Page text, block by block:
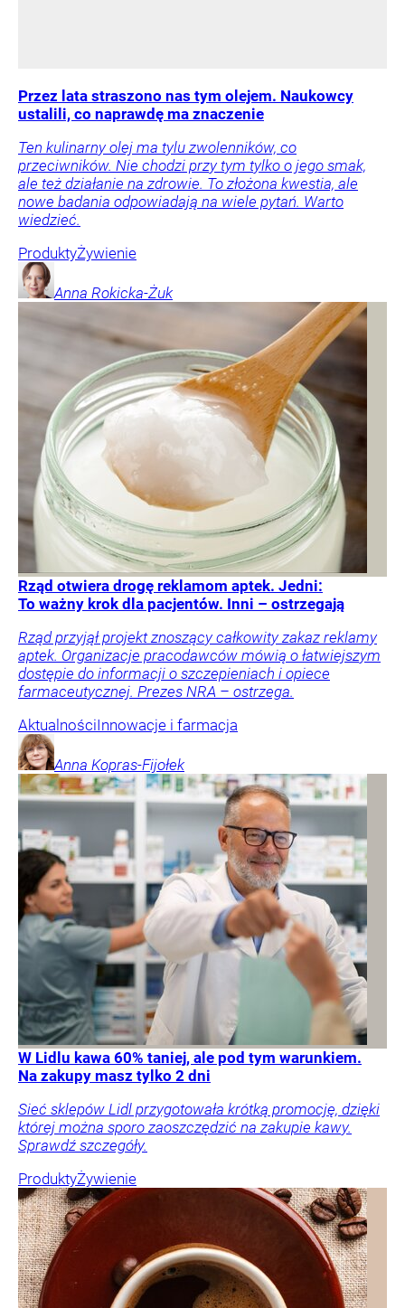
Przez lata straszono nas tym olejem. Naukowcy
ustalili, co naprawdę ma znaczenie
Ten kulinarny olej ma tylu zwolenników, co
przeciwników. Nie chodzi przy tym tylko o jego smak,
ale też działanie na zdrowie. To złożona kwestia, ale
nowe badania odpowiadają na wiele pytań. Warto
wiedzieć.
ProduktyŻywienie
Anna Rokicka-Żuk
Rząd otwiera drogę reklamom aptek. Jedni:
To ważny krok dla pacjentów. Inni – ostrzegają
Rząd przyjął projekt znoszący całkowity zakaz reklamy
aptek. Organizacje pracodawców mówią o łatwiejszym
dostępie do informacji o szczepieniach i opiece
farmaceutycznej. Prezes NRA – ostrzega.
AktualnościInnowacje i farmacja
Anna Kopras-Fijołek
W Lidlu kawa 60% taniej, ale pod tym warunkiem.
Na zakupy masz tylko 2 dni
Sieć sklepów Lidl przygotowała krótką promocję, dzięki
której można sporo zaoszczędzić na zakupie kawy.
Sprawdź szczegóły.
ProduktyŻywienie